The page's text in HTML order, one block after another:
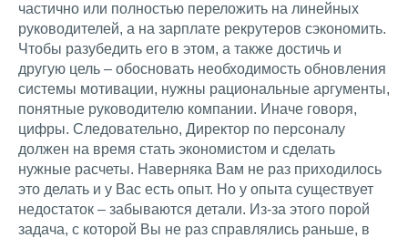
частично или полностью переложить на линейных
руководителей, а на зарплате рекрутеров сэкономить.
Чтобы разубедить его в этом, а также достичь и
другую цель – обосновать необходимость обновления
системы мотивации, нужны рациональные аргументы,
понятные руководителю компании. Иначе говоря,
цифры. Следовательно, Директор по персоналу
должен на время стать экономистом и сделать
нужные расчеты. Наверняка Вам не раз приходилось
это делать и у Вас есть опыт. Но у опыта существует
недостаток – забываются детали. Из-за этого порой
задача, с которой Вы не раз справлялись раньше, в